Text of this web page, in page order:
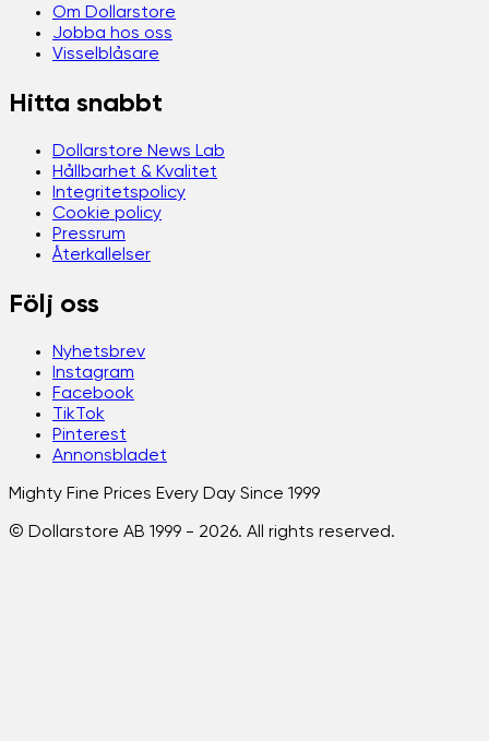
Om Dollarstore
Jobba hos oss
Visselblåsare
Hitta snabbt
Dollarstore News Lab
Hållbarhet & Kvalitet
Integritetspolicy
Cookie policy
Pressrum
Återkallelser
Följ oss
Nyhetsbrev
Instagram
Facebook
TikTok
Pinterest
Annonsbladet
Mighty Fine Prices Every Day Since 1999
© Dollarstore AB 1999 - 2026. All rights reserved.